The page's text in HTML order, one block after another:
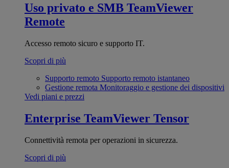
Uso privato e SMB TeamViewer
Remote
Accesso remoto sicuro e supporto IT.
Scopri di più
Supporto remoto Supporto remoto istantaneo
Gestione remota Monitoraggio e gestione dei dispositivi
Vedi piani e prezzi
Enterprise TeamViewer Tensor
Connettività remota per operazioni in sicurezza.
Scopri di più